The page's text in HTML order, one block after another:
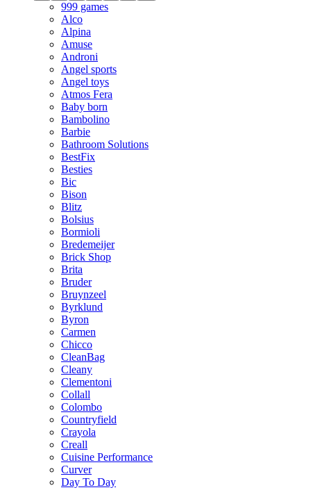
999 games
Alco
Alpina
Amuse
Androni
Angel sports
Angel toys
Atmos Fera
Baby born
Bambolino
Barbie
Bathroom Solutions
BestFix
Besties
Bic
Bison
Blitz
Bolsius
Bormioli
Bredemeijer
Brick Shop
Brita
Bruder
Bruynzeel
Byrklund
Byron
Carmen
Chicco
CleanBag
Cleany
Clementoni
Collall
Colombo
Countryfield
Crayola
Creall
Cuisine Performance
Curver
Day To Day